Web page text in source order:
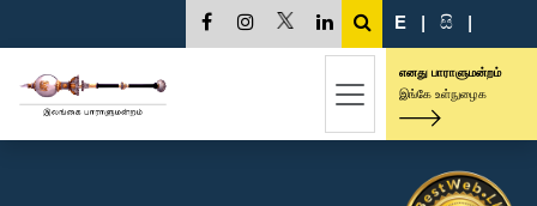
E | සි |
எனது பாராளுமன்றம்
இங்கே உள்நுழைக